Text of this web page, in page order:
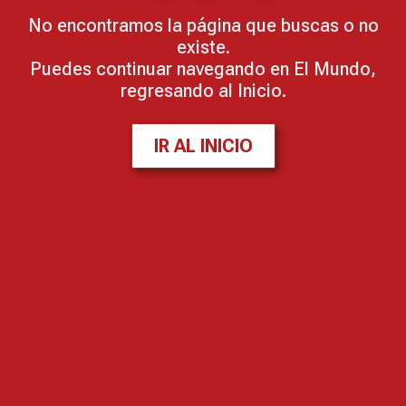
No encontramos la página que buscas o no
existe.
Puedes continuar navegando en El Mundo,
regresando al Inicio.
IR AL INICIO